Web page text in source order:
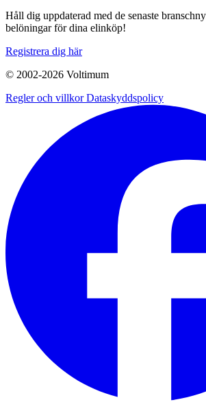
Håll dig uppdaterad med de senaste
belöningar för dina elinköp!
Registrera dig här
© 2002-2026 Voltimum
Regler och villkorDataskyddspolicy